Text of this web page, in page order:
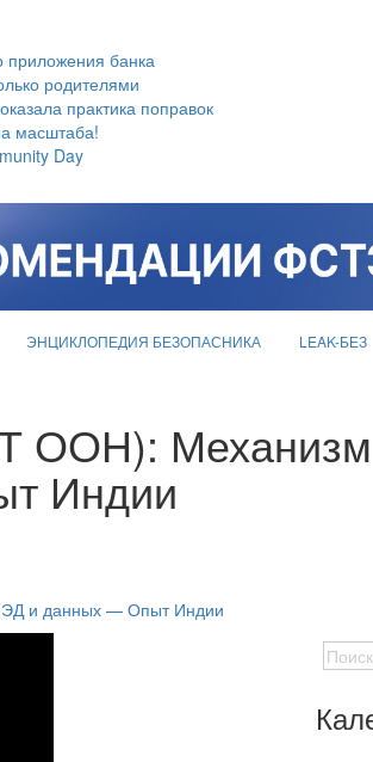
приложения банка
родителями
практика поправок
масштаба!
Day
ЭНЦИКЛОПЕДИЯ БЕЗОПАСНИКА LEAK-БЕЗ
ООН): Механизм
Индии
ЭД и данных — Опыт Индии